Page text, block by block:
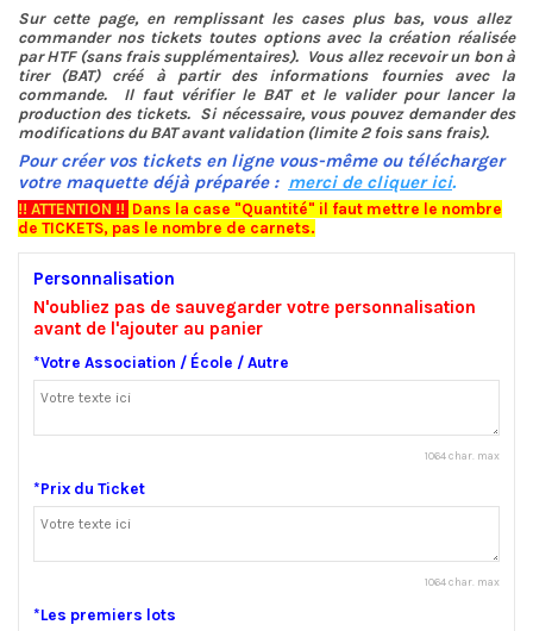
Sur cette page, en remplissant les cases plus bas, vous allez
commander nos tickets toutes options avec la création réalisée
par HTF (sans frais supplémentaires). Vous allez recevoir un bon à
tirer (BAT) créé à partir des informations fournies avec la
commande. Il faut vérifier le BAT et le valider pour lancer la
production des tickets. Si nécessaire, vous pouvez demander des
modifications du BAT avant validation (limite 2 fois sans frais).
Pour créer vos tickets en ligne vous-même ou télécharger
votre maquette déjà préparée: merci de cliquer ici.
!! ATTENTION !! Dans la case "Quantité" il faut mettre le nombre
de TICKETS, pas le nombre de carnets.
Personnalisation
N'oubliez pas de sauvegarder votre personnalisation
avant de l'ajouter au panier
*Votre Association / École / Autre
1064 char. max
*Prix du Ticket
1064 char. max
*Les premiers lots